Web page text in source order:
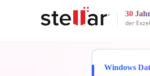
30
der
Windows